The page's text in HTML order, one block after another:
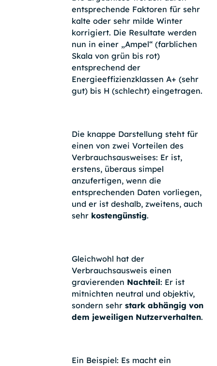
entsprechende Faktoren für sehr
kalte oder sehr milde Winter
korrigiert. Die Resultate werden
nun in einer „Ampel“ (farblichen
Skala von grün bis rot)
entsprechend der
Energieeffizienzklassen A+ (sehr
gut) bis H (schlecht) eingetragen.
Die knappe Darstellung steht für
einen von zwei Vorteilen des
Verbrauchsausweises: Er ist,
erstens, überaus simpel
anzufertigen, wenn die
entsprechenden Daten vorliegen,
und er ist deshalb, zweitens, auch
sehr kostengünstig.
Gleichwohl hat der
Verbrauchsausweis einen
gravierenden Nachteil: Er ist
mitnichten neutral und objektiv,
sondern sehr stark abhängig von
dem jeweiligen Nutzerverhalten.
Ein Beispiel: Es macht ein